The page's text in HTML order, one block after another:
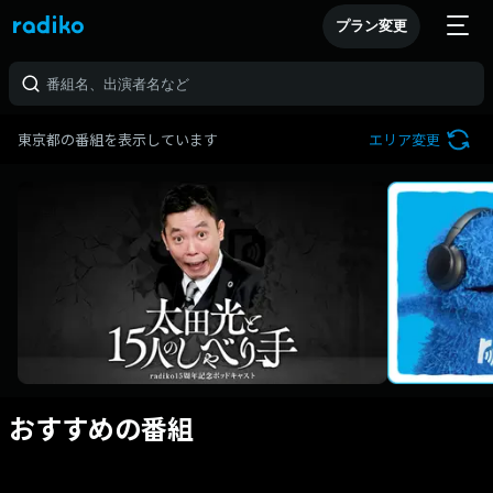
プラン変更
東京都の番組を表示しています エリア変更
おすすめの番組